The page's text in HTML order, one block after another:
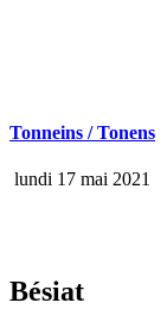
Tonneins / Tonens
lundi 17 mai 2021
Bésiat